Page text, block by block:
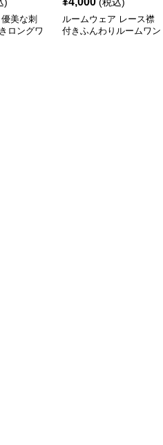
美な刺
ロングワ
ルームウェア レース襟
付きふんわりルームワン